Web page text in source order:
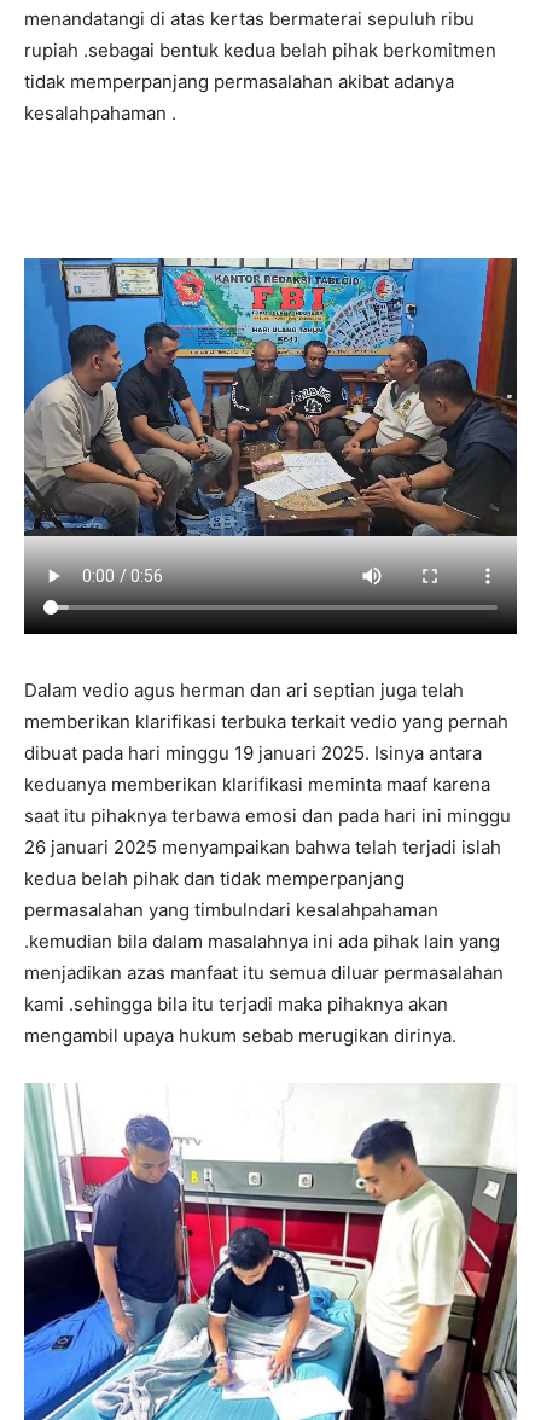
menandatangi di atas kertas bermaterai sepuluh ribu
rupiah .sebagai bentuk kedua belah pihak berkomitmen
tidak memperpanjang permasalahan akibat adanya
kesalahpahaman .
Dalam vedio agus herman dan ari septian juga telah
memberikan klarifikasi terbuka terkait vedio yang pernah
dibuat pada hari minggu 19 januari 2025. Isinya antara
keduanya memberikan klarifikasi meminta maaf karena
saat itu pihaknya terbawa emosi dan pada hari ini minggu
26 januari 2025 menyampaikan bahwa telah terjadi islah
kedua belah pihak dan tidak memperpanjang
permasalahan yang timbulndari kesalahpahaman
.kemudian bila dalam masalahnya ini ada pihak lain yang
menjadikan azas manfaat itu semua diluar permasalahan
kami .sehingga bila itu terjadi maka pihaknya akan
mengambil upaya hukum sebab merugikan dirinya.